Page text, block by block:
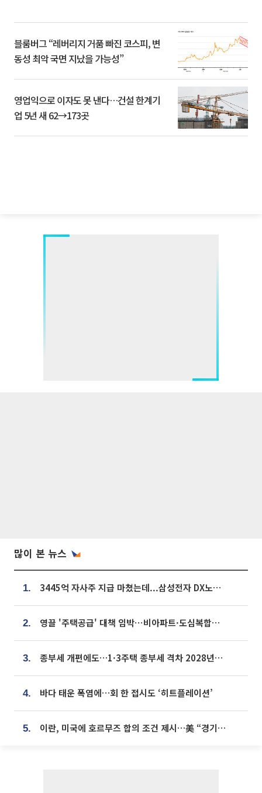
블룸버그 “레버리지 거품 빠진 코스피, 변
동성 최악 국면 지났을 가능성”
영업익으로 이자도 못 낸다…건설 한계기
업 5년 새 62→173곳
많이 본 뉴스
1. 3445억 자사주 지급 마쳤는데...삼성전자 DX노조, 뒤늦은 '떼쓰기 집회'
2. 영끌 '주택공급' 대책 임박⋯비아파트·도심복합까지 총동원
3. 종부세 개편에도…1·3주택 종부세 격차 2028년부터 확대
4. 바다 태운 폭염에…회 한 접시도 ‘히트플레이션’
5. 이란, 미국에 호르무즈 합의 조건 제시…美 “경기 아직 안 끝나” [종합]